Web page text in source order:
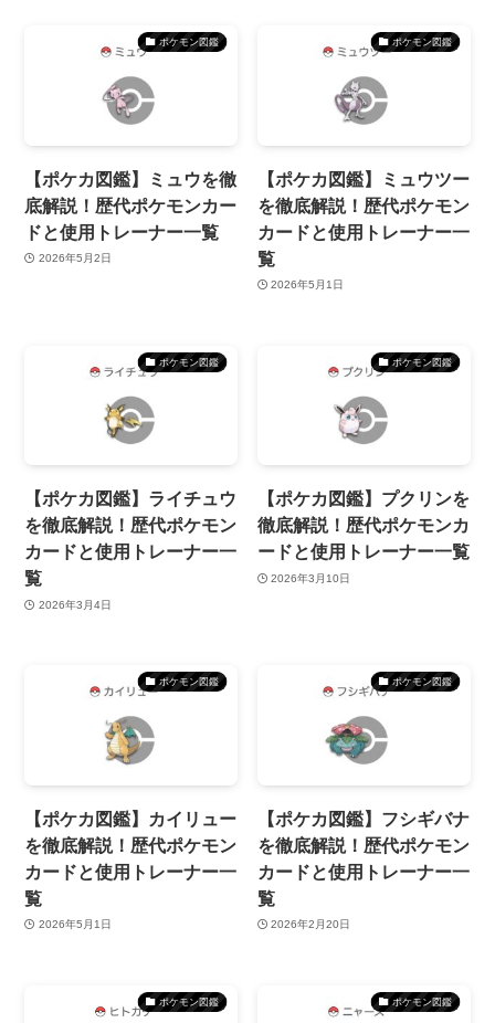
ポケモン図鑑
【ポケカ図鑑】ミュウを徹
底解説！歴代ポケモンカー
ドと使用トレーナー一覧
2026年5月2日
ポケモン図鑑
【ポケカ図鑑】ミュウツー
を徹底解説！歴代ポケモン
カードと使用トレーナー一
覧
2026年5月1日
ポケモン図鑑
【ポケカ図鑑】ライチュウ
を徹底解説！歴代ポケモン
カードと使用トレーナー一
覧
2026年3月4日
ポケモン図鑑
【ポケカ図鑑】プクリンを
徹底解説！歴代ポケモンカ
ードと使用トレーナー一覧
2026年3月10日
ポケモン図鑑
【ポケカ図鑑】カイリュー
を徹底解説！歴代ポケモン
カードと使用トレーナー一
覧
2026年5月1日
ポケモン図鑑
【ポケカ図鑑】フシギバナ
を徹底解説！歴代ポケモン
カードと使用トレーナー一
覧
2026年2月20日
ポケモン図鑑 ポケモン図鑑